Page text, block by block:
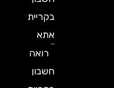
בקריית
אתא
רואה
חשבון